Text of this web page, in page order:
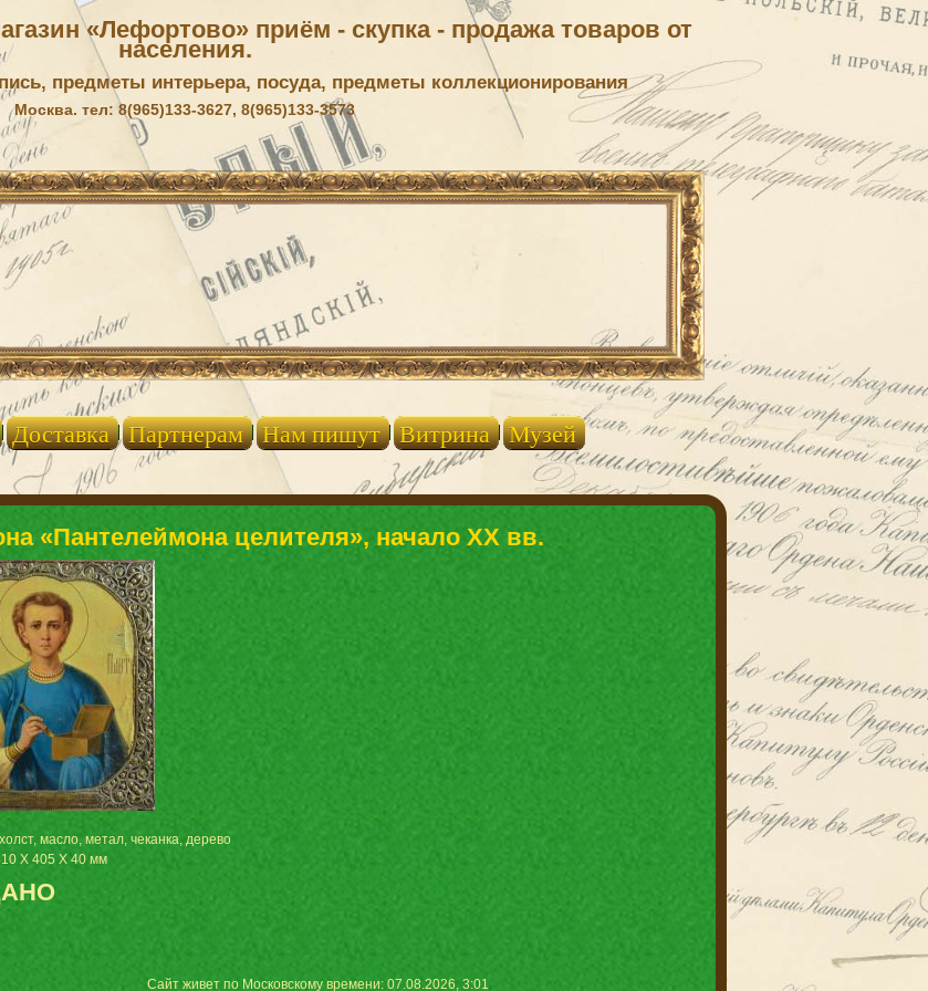
«Лефортово» приём - скупка - продажа товаров от
населения.
предметы интерьера, посуда, предметы коллекционирования
Москва. тел: 8(965)133-3627, 8(965)133-3573
Доставка Партнерам Нам пишут Витрина Музей
«Пантелеймона целителя», начало XX вв.
масло, метал, чеканка, дерево
Х 405 Х 40 мм
Сайт живет по Московскому времени: 07.08.2026, 3:01